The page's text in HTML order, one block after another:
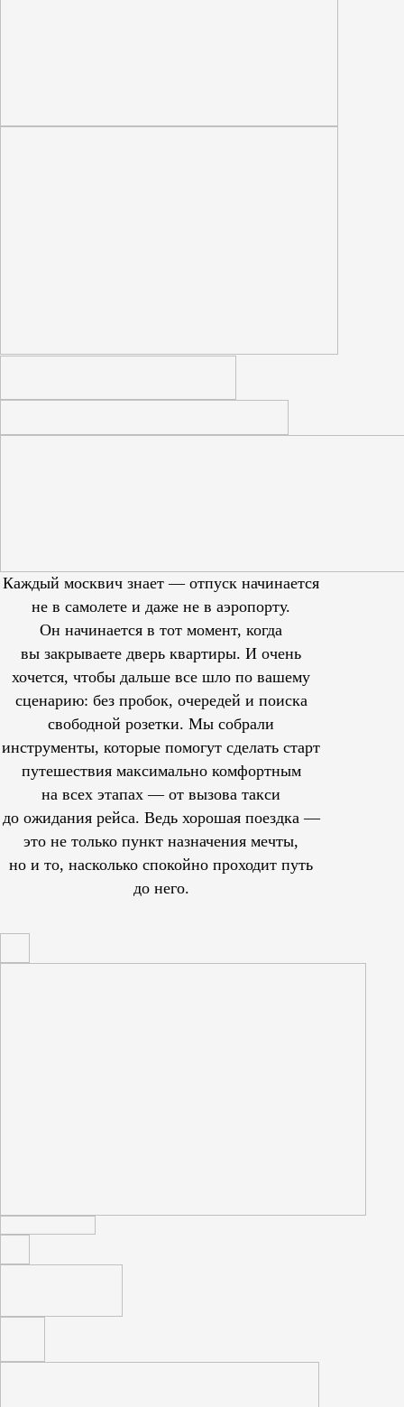
Каждый москвич знает — отпуск начинается
не в самолете и даже не в аэропорту.
Он начинается в тот момент, когда
вы закрываете дверь квартиры. И очень
хочется, чтобы дальше все шло по вашему
сценарию: без пробок, очередей и поиска
свободной розетки. Мы собрали
инструменты, которые помогут сделать старт
путешествия максимально комфортным
на всех этапах — от вызова такси
до ожидания рейса. Ведь хорошая поездка —
это не только пункт назначения мечты,
но и то, насколько спокойно проходит путь
до него.